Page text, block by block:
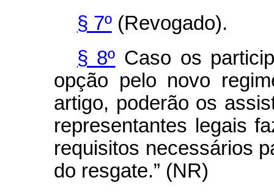
§ 7º(Revogado).
§ 8º Caso os
opção pelo novo
artigo, poderão os
representantes legais
requisitos necessários
do resgate.” (NR)